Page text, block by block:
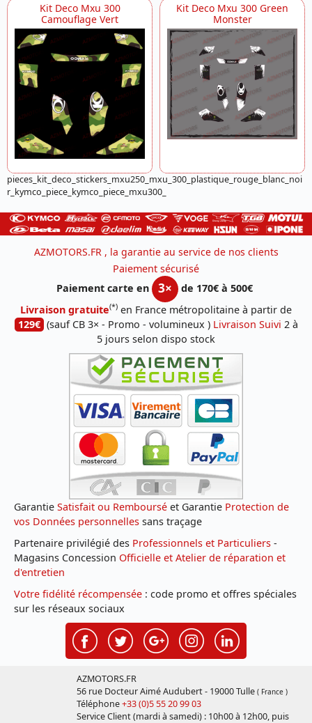
Kit Deco Mxu 300
Camouflage Vert
Kit Deco Mxu 300 Green
Monster
pieces_kit_deco_stickers_mxu250_mxu_300_plastique_rouge_blanc_noi
r_kymco_piece_kymco_piece_mxu300_
AZMOTORS.FR , la garantie au service de nos clients
Paiement sécurisé
Paiement carte en
3×
de 170€ à 500€
Livraison gratuite(*) en France métropolitaine à partir de
129€ (sauf CB 3× - Promo - volumineux ) Livraison Suivi 2 à
5 jours selon dispo stock
Garantie Satisfait ou Remboursé et Garantie Protection de
vos Données personnelles sans traçage
Partenaire privilégié des Professionnels et Particuliers -
Magasins Concession Officielle et Atelier de réparation et
d'entretien
Votre fidélité récompensée : code promo et offres spéciales
sur les réseaux sociaux
AZMOTORS.FR
56 rue Docteur Aimé Audubert - 19000 Tulle ( France )
Téléphone+33 (0)5 55 20 99 03
Service Client (mardi à samedi) : 10h00 à 12h00, puis